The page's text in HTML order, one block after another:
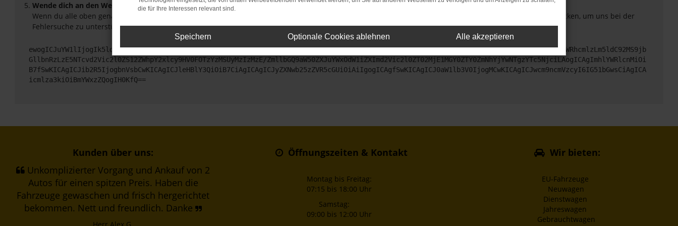
Wende dich an den Webseitenbetreiber.
Wenn du alle oben genannten Schritte versucht hast, kontaktiere uns bitte. Wir werden versuchen, das Problem zu beheben. Du kannst uns diesen Text schicken, um uns bei der
Fehlersuche zu unterstützen:
ewogICJuYW1lIjogIk5ldHdvcmtFcnJvciIsCiAgImNvbmZpZyI6IHsKICAgICJtZXRob2QiOiAiR0VUIiwKICAgICJ1cmwiOiAiaHR0cHM6Ly9hcGkueC5ha3MtcHJvZC5hdWRhcmlzLm5ldC92MS9jb
GllbnRzLzE5NTcvd2Vic2l0ZS12ZWhpY2xlcy9HV0FOTzYzMSUyMzIzMzE/ZmllbGQ9aW50ZXJuYWxOdW1iZXImd2Vic2l0ZT02MjE1MGY0ZTY0ZmNhYjYwNTgzYTc5NjciLAogICAgImhlYWRlcnMiOi
B7fSwKICAgICJib2R5IjogbnVsbCwKICAgICJleHBlY3QiOiB7CiAgICAgICJyZXNwb25zZVR5cGUiOiAiIgogICAgfSwKICAgICJ0aW1lb3V0IjogMCwKICAgICJwcm9ncmVzcyI6IG51bGwsCiAgICA
icmlza3kiOiBmYWxzZQogIH0KfQ==
Kunden über uns:
Unkomplizierter Vorgang und Ankauf von 2
Autos für einen spitzen Preis. Haben die
Fahrzeuge gewaschen und frisch hergerichtet
bekommen. Nett und freundlich. Danke
Öffnungszeiten & Kontakt
Montag bis Freitag:
07:15 bis 18:00 Uhr
Samstag:
09:00 bis 12:00 Uhr
Wir bieten:
EU-Fahrzeuge
Neuwagen
Dienstwagen
Jahreswagen
Gebrauchtwagen
die für Ihre Interessen relevant sind.
Speichern Optionale Cookies ablehnen Alle akzeptieren